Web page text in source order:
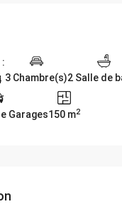
3 Chambre(s)2 Salle de
Garages150 m2